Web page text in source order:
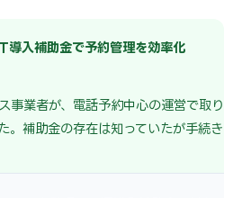
導入補助金で予約管理を効率化
事業者が、電話予約中心の運営で取り
。補助金の存在は知っていたが手続き